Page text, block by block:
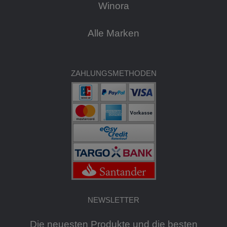
Winora
Alle Marken
ZAHLUNGSMETHODEN
NEWSLETTER
Die neuesten Produkte und die besten